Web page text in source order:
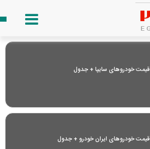
قیمت خودرو‌های سایپا + جدول
قیمت خودرو‌های ایران خودرو + جدول